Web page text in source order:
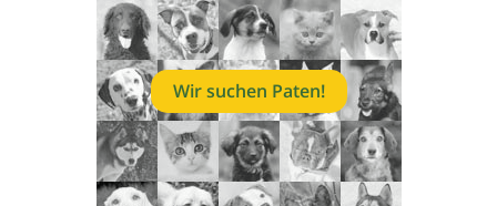
Wir suchen Paten!